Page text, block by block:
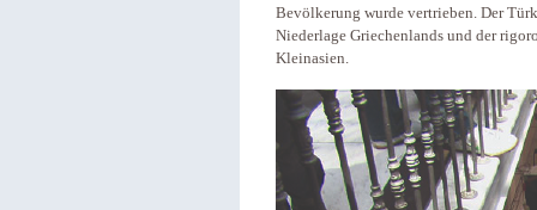
Bevölkerung wurde vertrieben. Der
Niederlage Griechenlands und der
Kleinasien.